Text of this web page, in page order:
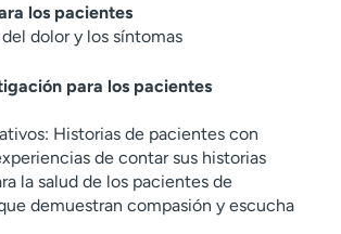
los pacientes
dolor y los síntomas
para los pacientes
Historias de pacientes con
de contar sus historias
la salud de los pacientes de
demuestran compasión y escucha